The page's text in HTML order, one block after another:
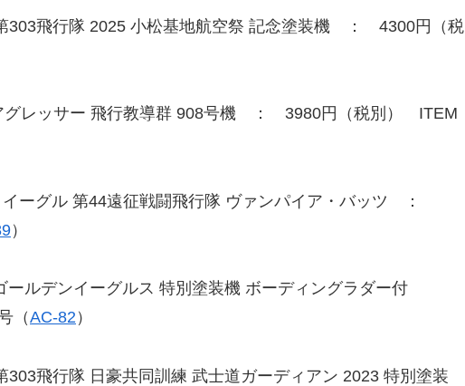
303飛行隊 2025 小松基地航空祭 記念塗装機 ： 4300円（税
グレッサー 飛行教導群 908号機 ： 3980円（税別） ITEM
ーグル 第44遠征戦闘飛行隊 ヴァンパイア・バッツ ：
）
ルデンイーグルス 特別塗装機 ボーディングラダー付
（AC-82）
飛行隊 日豪共同訓練 武士道ガーディアン 2023 特別塗装